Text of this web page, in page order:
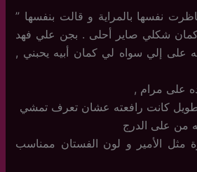
نفسها بالمراية و قالت بنفسها ”
شكلي صاير أحلى . بجن علي فهد
على إلي سواه لي كمان أبيه يحبني ,
على مرام ,
كانت رافعته عشان تعرف تمشي
من على الدرج
مثل الأمير و لون الفستان ممناسب